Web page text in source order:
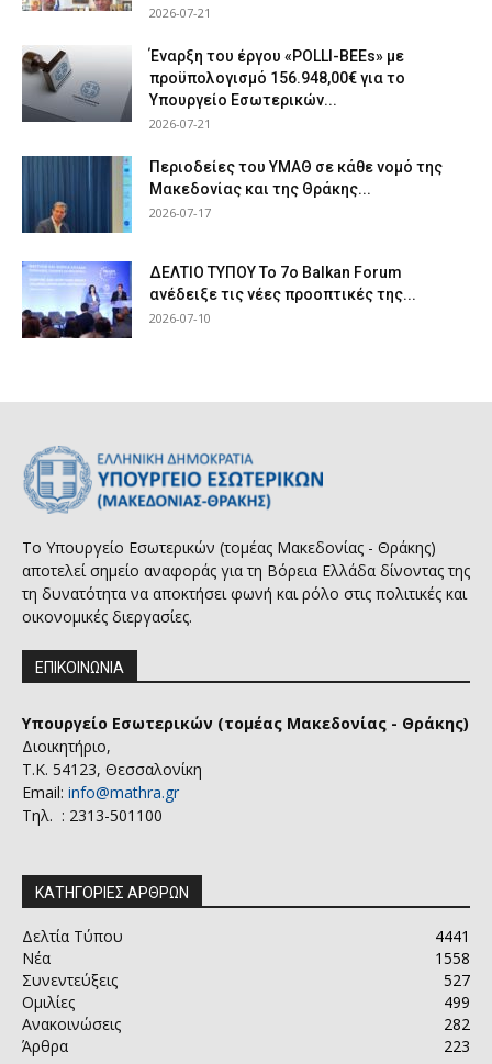
2026-07-21
Έναρξη του έργου «POLLI-BEEs» με
προϋπολογισμό 156.948,00€ για το
Υπουργείο Εσωτερικών...
2026-07-21
Περιοδείες του ΥΜΑΘ σε κάθε νομό της
Μακεδονίας και της Θράκης...
2026-07-17
ΔΕΛΤΙΟ ΤΥΠΟΥ Το 7ο Balkan Forum
ανέδειξε τις νέες προοπτικές της...
2026-07-10
Το Υπουργείο Εσωτερικών (τομέας Μακεδονίας - Θράκης)
αποτελεί σημείο αναφοράς για τη Βόρεια Ελλάδα δίνοντας της
τη δυνατότητα να αποκτήσει φωνή και ρόλο στις πολιτικές και
οικονομικές διεργασίες.
ΕΠΙΚΟΙΝΩΝΙΑ
Υπουργείο Εσωτερικών (τομέας Μακεδονίας - Θράκης)
Διοικητήριο,
Τ.Κ. 54123, Θεσσαλονίκη
Email: info@mathra.gr
Τηλ. : 2313-501100
ΚΑΤΗΓΟΡΙΕΣ ΑΡΘΡΩΝ
Δελτία Τύπου
4441
Νέα
1558
Συνεντεύξεις
527
Ομιλίες
499
Ανακοινώσεις
282
Άρθρα
223